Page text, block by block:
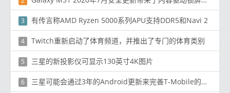
3 有传言称AMD Ryzen 5000系列APU支持DDR5和Navi 2
4 Twitch重新启动了体育频道，并推出了专门的体育类别
5 三星的新投影仪可显示130英寸4K图片
6 三星可能会通过3年的Android更新来完善T-Mobile的免费Galaxy A71 5G报价